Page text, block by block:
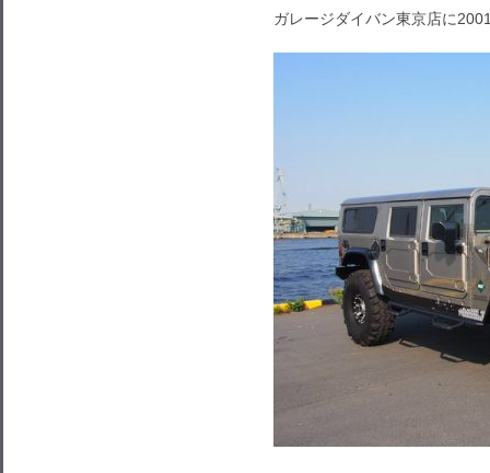
ガレージダイバン東京店に